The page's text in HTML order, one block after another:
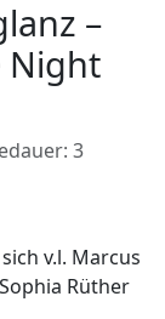
–
Night
3
v.l. Marcus
Rüther